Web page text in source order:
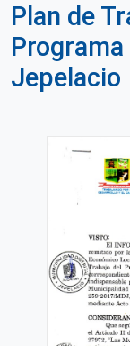
Plan de
Programa
Jepelacio